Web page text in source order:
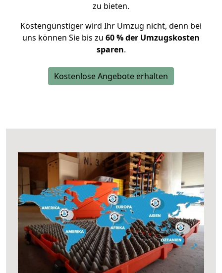
zu bieten.
Kostengünstiger wird Ihr Umzug nicht, denn bei
uns können Sie bis zu 60 % der Umzugskosten
sparen.
Kostenlose Angebote erhalten